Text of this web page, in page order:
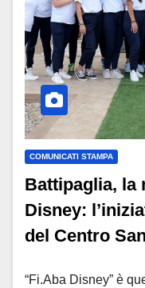
COMUNICATI STAMPA
Battipaglia, la
Disney:
del Centro
“Fi.Aba Disney” è